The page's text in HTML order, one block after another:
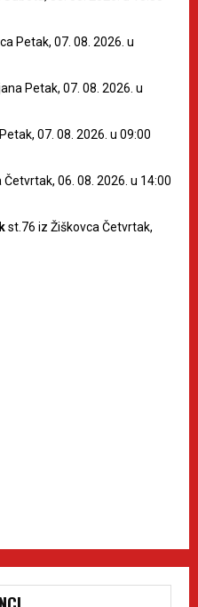
Petak, 07. 08. 2026. u
Petak, 07. 08. 2026. u
07. 08. 2026. u 09:00
06. 08. 2026. u 14:00
st.76 iz Žiškovca Četvrtak,